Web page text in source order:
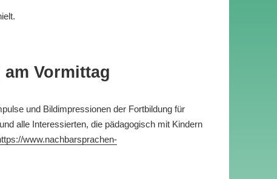
Vormittag
und Bildimpressionen der Fortbildung für
alle Interessierten, die pädagogisch mit Kindern
www.nachbarsprachen-